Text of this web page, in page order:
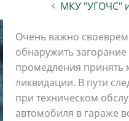
Технопарковая зона
Реализация
Муниципально -
партнёрство
МКУ "УГОЧС"
Очень важно
обнаружить загорание
промедления принять
ликвидации. В пути
при техническом
автомобиля в гараже